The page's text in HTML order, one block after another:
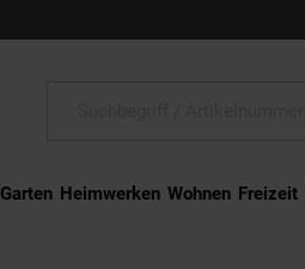
Garten Heimwerken Wohnen Freizeit